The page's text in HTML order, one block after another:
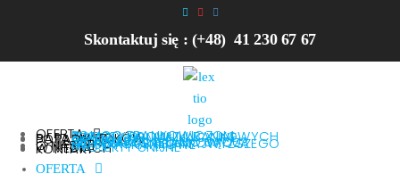
Skontaktuj się : (+48) 41 230 67 67
OFERTAPOMOC FRANKOWICZOM
ZWROTY PROWIZJI BANKOWYCH
SZKODY KOMUNIKACYJNE
BAZA WYROKÓW
PORADYSPIS TREŚCI
CZY WARTO IŚĆ DO SĄDU?
KALKULATOR FRANKOWICZA
UCHWAŁA SĄDU NAJWYŻSZEGO
UGODY FRANKOWE
O NASPROJEKTY UNIJNE
W MEDIACH
KONTAKT
OFERTA